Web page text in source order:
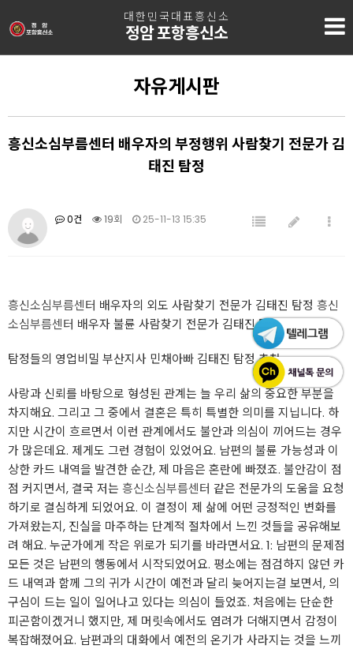
대한민국대표흥신소
정암 포항흥신소
자유게시판
흥신소심부름센터 배우자의 부정행위 사람찾기 전문가 김
태진 탐정
0건 19회 25-11-13 15:35
흥신소심부름센터 배우자의 외도 사람찾기 전문가 김태진 탐정 흥신
소심부름센터 배우자 불륜 사람찾기 전문가 김태진 탐정
탐정들의 영업비밀 부산지사 민채아빠 김태진 탐정 추천
사랑과 신뢰를 바탕으로 형성된 관계는 늘 우리 삶의 중요한 부분을
차지해요. 그리고 그 중에서 결혼은 특히 특별한 의미를 지닙니다. 하
지만 시간이 흐르면서 이런 관계에서도 불안과 의심이 끼어드는 경우
가 많은데요. 제게도 그런 경험이 있었어요. 남편의 불륜 가능성과 이
상한 카드 내역을 발견한 순간, 제 마음은 혼란에 빠졌죠. 불안감이 점
점 커지면서, 결국 저는 흥신소심부름센터 같은 전문가의 도움을 요청
하기로 결심하게 되었어요. 이 결정이 제 삶에 어떤 긍정적인 변화를
가져왔는지, 진실을 마주하는 단계적 절차에서 느낀 것들을 공유해보
려 해요. 누군가에게 작은 위로가 되기를 바라면서요. 1: 남편의 문제점
모든 것은 남편의 행동에서 시작되었어요. 평소에는 점검하지 않던 카
드 내역과 함께 그의 귀가 시간이 예전과 달리 늦어지는걸 보면서, 의
구심이 드는 일이 일어나고 있다는 의심이 들었죠. 처음에는 단순한
피곤함이겠거니 했지만, 제 머릿속에서도 염려가 더해지면서 감정이
복잡해졌어요. 남편과의 대화에서 예전의 온기가 사라지는 것을 느끼